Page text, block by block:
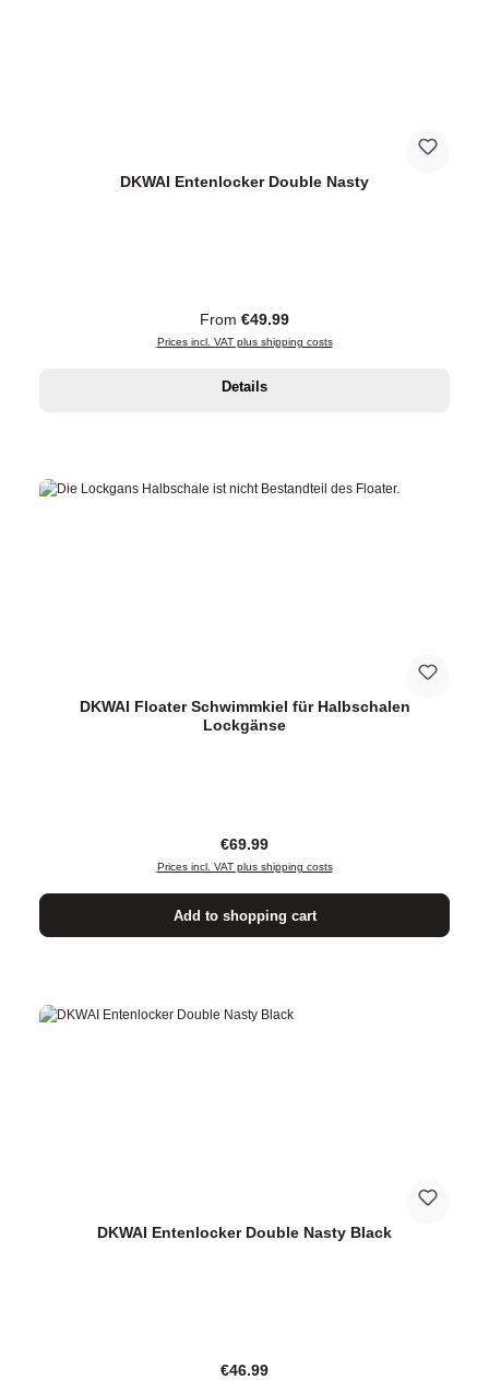
DKWAI Entenlocker Double Nasty
Regular price:
From €49.99
Prices incl. VAT plus shipping costs
Details
DKWAI Floater Schwimmkiel für Halbschalen
Lockgänse
Regular price:
€69.99
Prices incl. VAT plus shipping costs
Add to shopping cart
DKWAI Entenlocker Double Nasty Black
Regular price:
€46.99